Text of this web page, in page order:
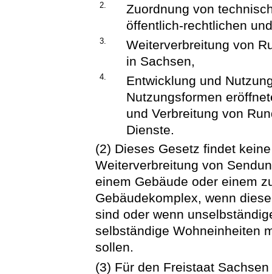
2.
Zuordnung von
öffentlich-rechtlichen
3.
Weiterverbreitung von
in Sachsen,
4.
Entwicklung und
Nutzungsformen
und Verbreitung von
Dienste.
(2) Dieses Gesetz findet
Weiterverbreitung von
einem Gebäude oder einem
Gebäudekomplex, wenn
sind oder wenn
selbständige Wohneinheiten
sollen.
(3) Für den Freistaat